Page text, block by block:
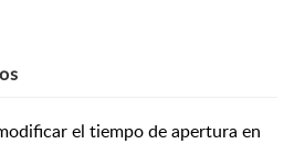
el tiempo de apertura en